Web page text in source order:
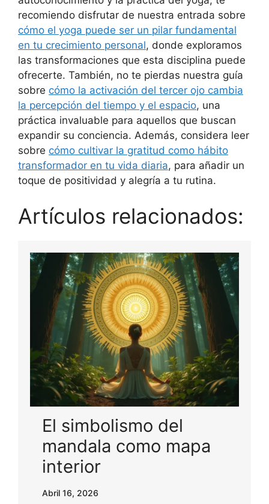
recomiendo disfrutar de nuestra entrada sobre
cómo el yoga puede ser un pilar fundamental
en tu crecimiento personal, donde exploramos
las transformaciones que esta disciplina puede
ofrecerte. También, no te pierdas nuestra guía
sobre cómo la activación del tercer ojo cambia
la percepción del tiempo y el espacio, una
práctica invaluable para aquellos que buscan
expandir su conciencia. Además, considera leer
sobre cómo cultivar la gratitud como hábito
transformador en tu vida diaria, para añadir un
toque de positividad y alegría a tu rutina.
Artículos relacionados:
El simbolismo del
mandala como mapa
interior
Abril 16, 2026